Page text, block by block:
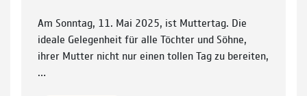
Am Sonntag, 11. Mai 2025, ist Muttertag. Die
ideale Gelegenheit für alle Töchter und Söhne,
ihrer Mutter nicht nur einen tollen Tag zu bereiten,
…